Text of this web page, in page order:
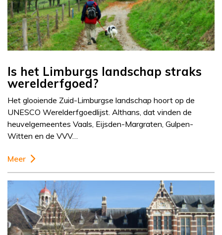
Is het Limburgs landschap straks
werelderfgoed?
Het glooiende Zuid-Limburgse landschap hoort op de
UNESCO Werelderfgoedlijst. Althans, dat vinden de
heuvelgemeentes Vaals, Eijsden-Margraten, Gulpen-
Witten en de VVV…
Meer